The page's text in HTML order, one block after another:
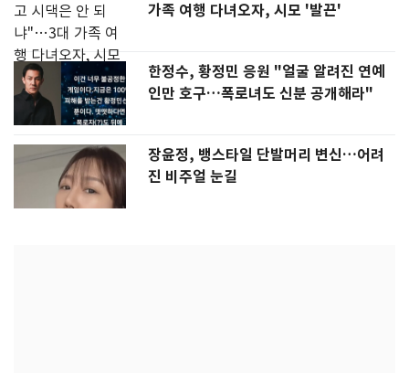
가족 여행 다녀오자, 시모 '발끈'
한정수, 황정민 응원 "얼굴 알려진 연예
인만 호구…폭로녀도 신분 공개해라"
장윤정, 뱅스타일 단발머리 변신…어려
진 비주얼 눈길